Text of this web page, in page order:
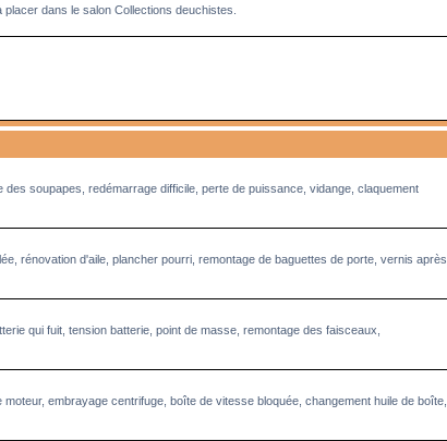
dans le salon Collections deuchistes.
soupapes, redémarrage difficile, perte de puissance, vidange, claquement
rénovation d'aile, plancher pourri, remontage de baguettes de porte, vernis après
qui fuit, tension batterie, point de masse, remontage des faisceaux,
embrayage centrifuge, boîte de vitesse bloquée, changement huile de boîte,